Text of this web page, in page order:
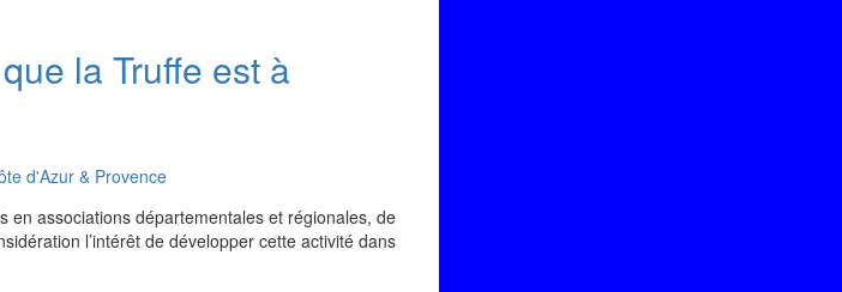
la Truffe est à
d'Azur & Provence
en associations départementales et régionales, de
l’intérêt de développer cette activité dans